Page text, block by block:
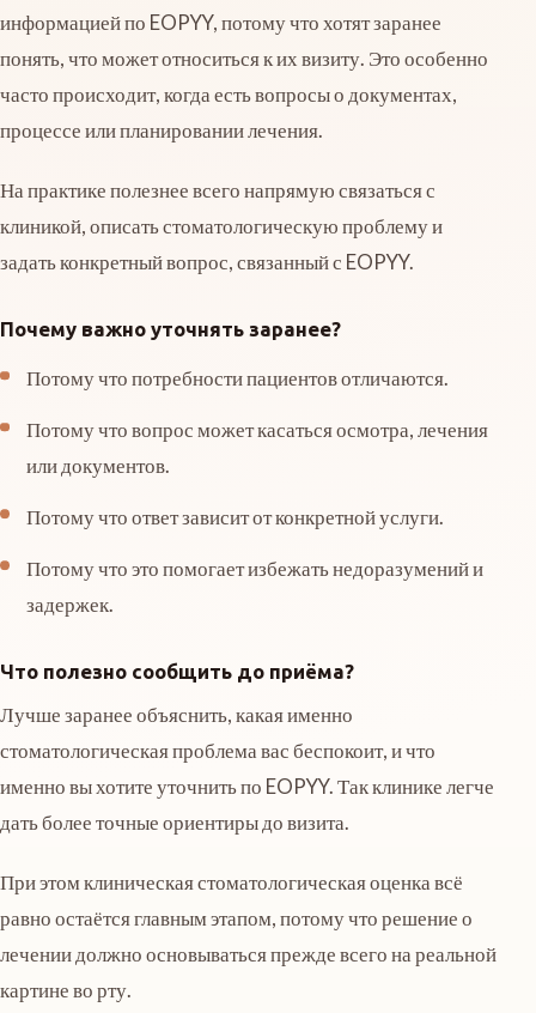
информацией по EOPYY, потому что хотят заранее
понять, что может относиться к их визиту. Это особенно
часто происходит, когда есть вопросы о документах,
процессе или планировании лечения.
На практике полезнее всего напрямую связаться с
клиникой, описать стоматологическую проблему и
задать конкретный вопрос, связанный с EOPYY.
Почему важно уточнять заранее?
Потому что потребности пациентов отличаются.
Потому что вопрос может касаться осмотра, лечения
или документов.
Потому что ответ зависит от конкретной услуги.
Потому что это помогает избежать недоразумений и
задержек.
Что полезно сообщить до приёма?
Лучше заранее объяснить, какая именно
стоматологическая проблема вас беспокоит, и что
именно вы хотите уточнить по EOPYY. Так клинике легче
дать более точные ориентиры до визита.
При этом клиническая стоматологическая оценка всё
равно остаётся главным этапом, потому что решение о
лечении должно основываться прежде всего на реальной
картине во рту.